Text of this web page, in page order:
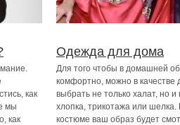
как
мы
как
Одежда для дома
Для того чтобы в домашней
комфортно, можно в качестве
выбрать не только халат, но
хлопка, трикотажа или
костюме ваш образ будет